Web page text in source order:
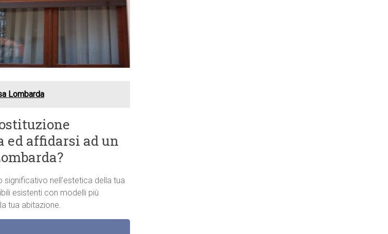
Lombarda
ed affidarsi ad un
nell’estetica della tua
esistenti con modelli più
tua abitazione.